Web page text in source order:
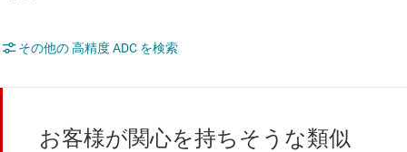
その他の 高精度 ADC を検索
お客様が関心を持ちそうな類似